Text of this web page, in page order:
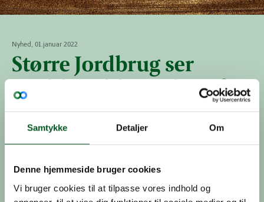
Samtykke Detaljer Om
Denne hjemmeside bruger cookies
Vi bruger cookies til at tilpasse vores indhold og
Nyhed, 01.januar 2022
Større Jordbrug ser
positivt på justering af
museumsloven
Kulturministeriet vil med en ændring af
museumsloven gøre det lettere at foretage
ændringer i fortidsminder for at styrke formidling
og tilgængelighed.